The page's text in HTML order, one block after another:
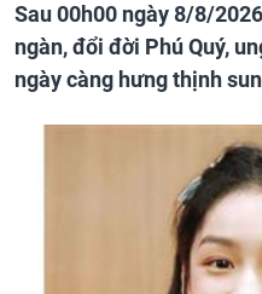
Sau 00h00 ngày 8/8/
ngàn, đổi đời Phú Quý,
ngày càng hưng thịnh